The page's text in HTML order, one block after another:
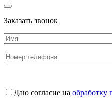
Заказать звонок
Даю согласие на обработку